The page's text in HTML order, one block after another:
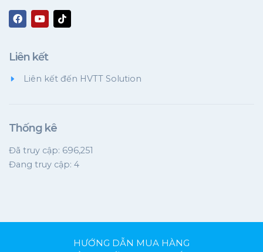
Liên kết
Liên kết đến HVTT Solution
Thống kê
Đã truy cập: 696,251
Đang truy cập: 4
HƯỚNG DẪN MUA HÀNG